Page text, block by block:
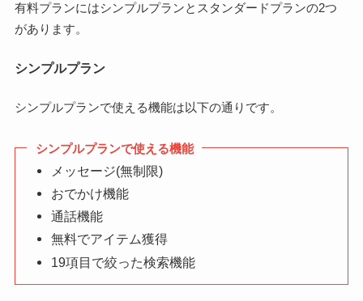
有料プランにはシンプルプランとスタンダードプランの2つ
があります。
シンプルプラン
シンプルプランで使える機能は以下の通りです。
シンプルプランで使える機能
メッセージ(無制限)
おでかけ機能
通話機能
無料でアイテム獲得
19項目で絞った検索機能